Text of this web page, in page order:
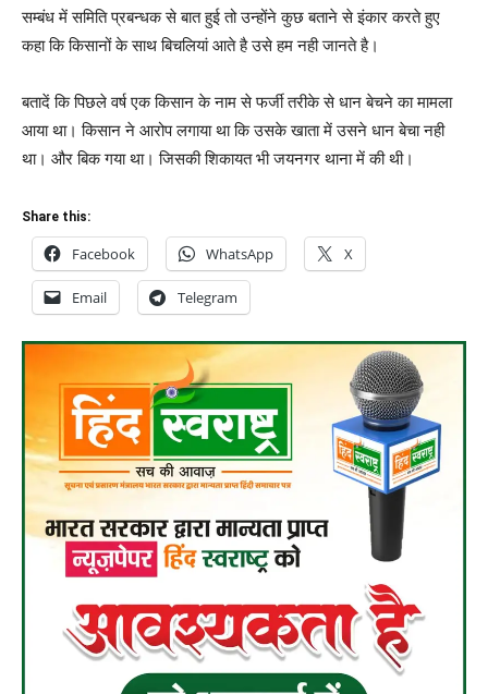
सम्बंध में समिति प्रबन्धक से बात हुई तो उन्होंने कुछ बताने से इंकार करते हुए
कहा कि किसानों के साथ बिचलियां आते है उसे हम नही जानते है।
बतादें कि पिछले वर्ष एक किसान के नाम से फर्जी तरीके से धान बेचने का मामला
आया था। किसान ने आरोप लगाया था कि उसके खाता में उसने धान बेचा नही
था। और बिक गया था। जिसकी शिकायत भी जयनगर थाना में की थी।
Share this:
Facebook WhatsApp X
Email Telegram